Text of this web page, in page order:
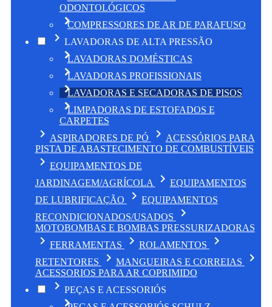
ODONTOLÓGICOS
chevron_right
chevron_right
COMPRESSORES DE AR DE PARAFUSO
chevron_right LAVADORAS DE ALTA PRESSÃO
chevron_right
chevron_rightLAVADORAS DOMÉSTICAS
chevron_right
chevron_rightLAVADORAS PROFISSIONAIS
chevron_right
chevron_rightLAVADORAS E SECADORAS DE PISOS
chevron_right
chevron_right
LIMPADORAS DE ESTOFADOS E
CARPETES
chevron_right ASPIRADORES DE PÓ chevron_right ACESSÓRIOS PARA
PISTA DE ABASTECIMENTO DE COMBUSTÍVEIS
chevron_right EQUIPAMENTOS DE
JARDINAGEM/AGRÍCOLA
chevron_right EQUIPAMENTOS
DE LUBRIFICAÇÃO
chevron_right EQUIPAMENTOS
RECONDICIONADOS/USADOS
chevron_right
MOTOBOMBAS E BOMBAS PRESSURIZADORAS
chevron_right FERRAMENTAS chevron_right ROLAMENTOS chevron_right
RETENTORES chevron_right MANGUEIRAS E CORREIAS chevron_right
ACESSORIOS PARA AR COPRIMIDO
chevron_right PEÇAS E ACESSORIÓS
chevron_right
chevron_right